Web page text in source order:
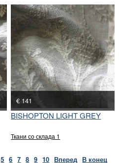
€ 141
BISHOPTON LIGHT GREY
Ткани со склада 1
5 6 7 8 9 10 Вперед В конец